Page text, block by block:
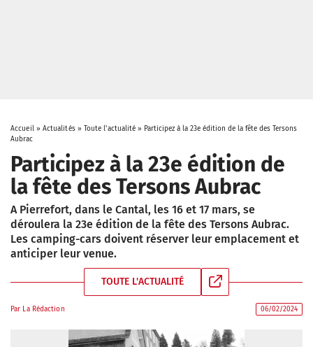
Accueil» Actualités» Toute l'actualité » Participez à la 23e édition de la fête des Tersons
Aubrac
Participez à la 23e édition de
la fête des Tersons Aubrac
A Pierrefort, dans le Cantal, les 16 et 17 mars, se
déroulera la 23e édition de la fête des Tersons Aubrac.
Les camping-cars doivent réserver leur emplacement et
anticiper leur venue.
TOUTE L'ACTUALITÉ
Par La Rédaction 06/02/2024